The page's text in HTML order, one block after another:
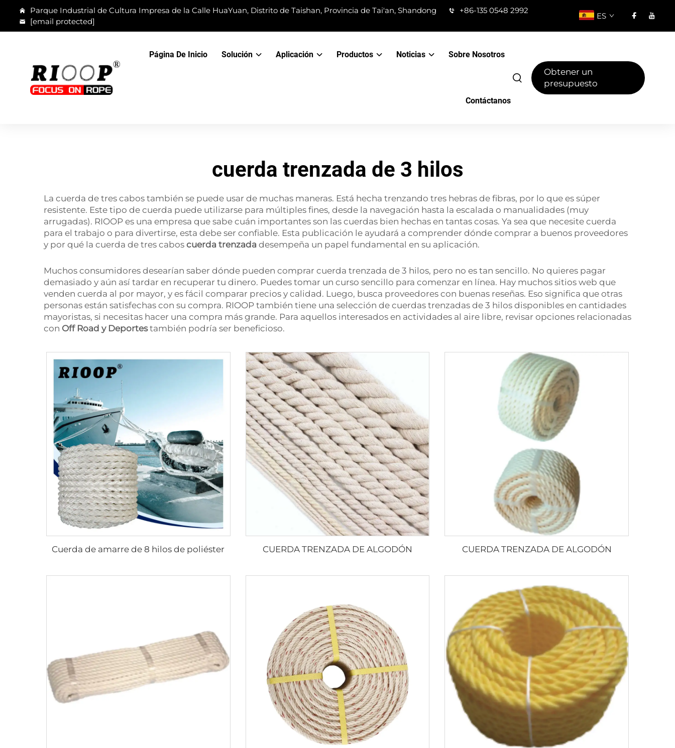
Parque Industrial de Cultura Impresa de la Calle HuaYuan, Distrito de Taishan, Provincia de Tai'an, Shandong
+86-135 0548 2992
[email protected]
ES
Página De Inicio Solución Aplicación Productos Noticias Sobre Nosotros
Contáctanos
Obtener un
presupuesto
cuerda trenzada de 3 hilos
La cuerda de tres cabos también se puede usar de muchas maneras. Está hecha trenzando tres hebras de fibras, por lo que es súper
resistente. Este tipo de cuerda puede utilizarse para múltiples fines, desde la navegación hasta la escalada o manualidades (muy
arrugadas). RIOOP es una empresa que sabe cuán importantes son las cuerdas bien hechas en tantas cosas. Ya sea que necesite cuerda
para el trabajo o para divertirse, esta debe ser confiable. Esta publicación le ayudará a comprender dónde comprar a buenos proveedores
y por qué la cuerda de tres cabos cuerda trenzada desempeña un papel fundamental en su aplicación.
Muchos consumidores desearían saber dónde pueden comprar cuerda trenzada de 3 hilos, pero no es tan sencillo. No quieres pagar
demasiado y aún así tardar en recuperar tu dinero. Puedes tomar un curso sencillo para comenzar en línea. Hay muchos sitios web que
venden cuerda al por mayor, y es fácil comparar precios y calidad. Luego, busca proveedores con buenas reseñas. Eso significa que otras
personas están satisfechas con su compra. RIOOP también tiene una selección de cuerdas trenzadas de 3 hilos disponibles en cantidades
mayoristas, si necesitas hacer una compra más grande. Para aquellos interesados en actividades al aire libre, revisar opciones relacionadas
con Off Road y Deportestambién podría ser beneficioso.
Cuerda de amarre de 8 hilos de poliéster CUERDA TRENZADA DE ALGODÓN CUERDA TRENZADA DE ALGODÓN